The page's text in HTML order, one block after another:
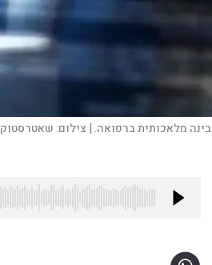
בינה מלאכותית ברפואה. | צילום:שאטרסטוק